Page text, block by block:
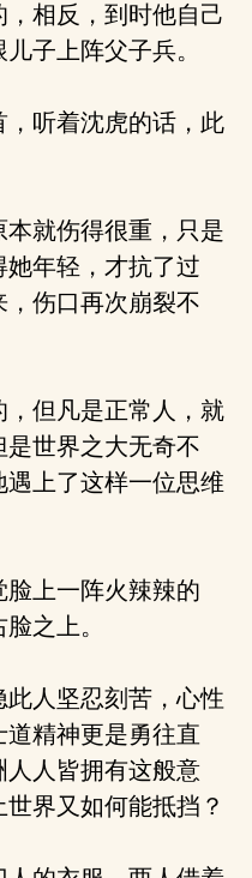
相反，到时他自己
子上阵父子兵。
听着沈虎的话，此
就伤得很重，只是
年轻，才抗了过
伤口再次崩裂不
但凡是正常人，就
世界之大无奇不
上了这样一位思维
上一阵火辣辣的
之上。
人坚忍刻苦，心性
精神更是勇往直
人皆拥有这般意
界又如何能抵挡？